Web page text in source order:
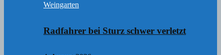
Weingarten
Radfahrer bei Sturz schwer verletzt